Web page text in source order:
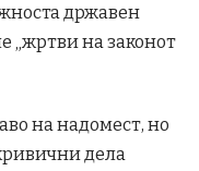
државен
„жртви на законот
на надомест, но
дела